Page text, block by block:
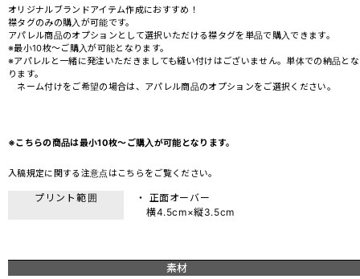
オリジナルブランドアイテム作成におすすめ！
襟タグのみの購入が可能です。
アパレル商品のオプションとして選択いただける襟タグを単品で購入できます。
※最小10枚～ご購入が可能となります。
※アパレルと一緒に発注いただきましても縫い付けはございません。単体での納品とな
ります。
ネーム付けをご希望の場合は、アパレル商品のオプションをご選択ください。
※こちらの商品は最小10枚～ご購入が可能となります。
入稿規定に関する注意点は こちら をご覧ください。
プリント範囲
・ 正面オーバー
横4.5cm×縦3.5cm
素材